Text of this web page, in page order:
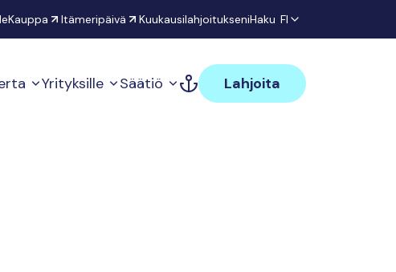
Kauppa Itämeripäivä KuukausilahjoitukseniHaku FI
Yrityksille Säätiö Lahjoita